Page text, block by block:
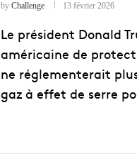
by Challenge 13 février 2026
Le président Donald
américaine de
ne réglementerait
gaz à effet de serre